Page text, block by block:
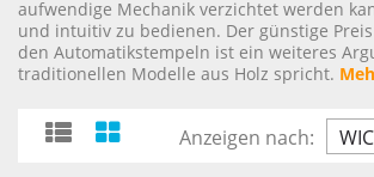
aufwendige Mechanik verzichtet werden
und intuitiv zu bedienen. Der günstige
den Automatikstempeln ist ein weiteres
traditionellen Modelle aus Holz spricht.
Anzeigen nach: